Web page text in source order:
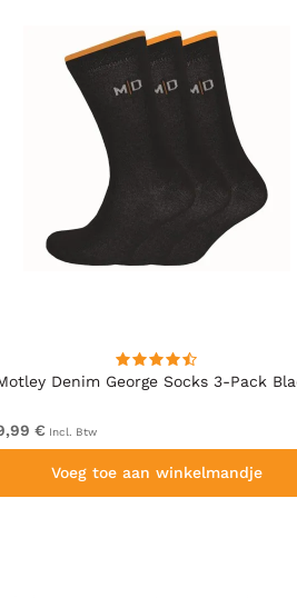
Denim George Socks 3-Pack
€ Incl. Btw
Voeg toe aan winkelmandje